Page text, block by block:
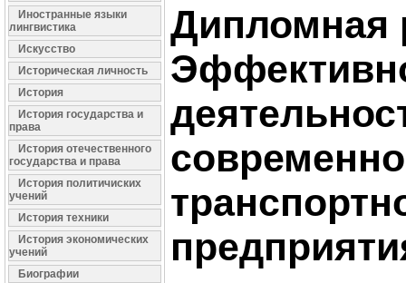
Иностранные языки
лингвистика
Искусство
Историческая личность
История
История государства и
права
История отечественного
государства и права
История политичиских
учений
История техники
История экономических
учений
Биографии
Дипломная